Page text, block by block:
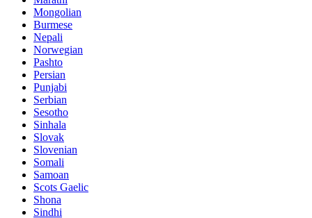
Mongolian
Burmese
Nepali
Norwegian
Pashto
Persian
Punjabi
Serbian
Sesotho
Sinhala
Slovak
Slovenian
Somali
Samoan
Scots Gaelic
Shona
Sindhi